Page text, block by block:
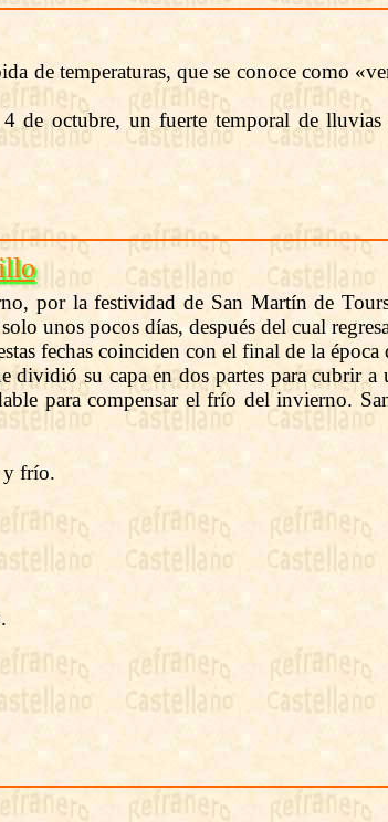
de temperaturas, que se conoce como
de octubre, un fuerte temporal de
por la festividad de San Martín de
unos pocos días, después del cual
fechas coinciden con el final de la
dividió su capa en dos partes para cubrir
para compensar el frío del invierno.
y frío.